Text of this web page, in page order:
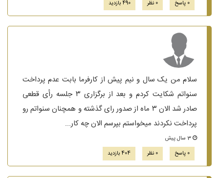
0 پاسخ
0 نظر 490 بازدید
سلام من یک سال و نیم پیش از کارفرما بابت عدم پرداخت
سنواتم شکایت کردم و بعد از برگزاری ۳ جلسه رأی قطعی
صادر شد الان ۳ ماه از صدور رای گذشته و همچنان سنواتم رو
پرداخت نکردند میخواستم بپرسم الان چه کار...
0 پاسخ
0 نظر 404 بازدید